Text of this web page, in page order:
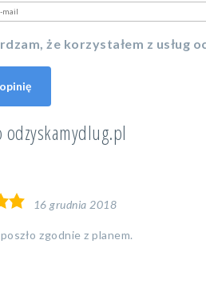
że korzystałem z usług
16 grudnia 2018
zgodnie z planem.